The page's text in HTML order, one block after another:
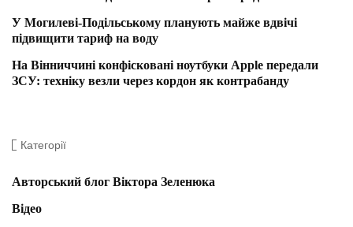
У Могилеві-Подільському планують майже вдвічі
підвищити тариф на воду
На Вінниччині конфісковані ноутбуки Apple передали
ЗСУ: техніку везли через кордон як контрабанду
Категорії
Авторський блог Віктора Зеленюка
Відео